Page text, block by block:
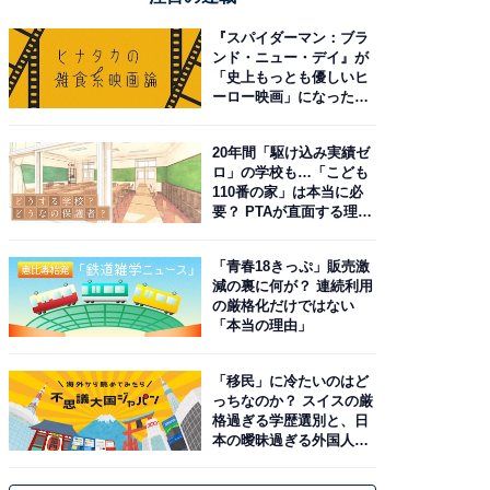
『スパイダーマン：ブラ
ンド・ニュー・デイ』が
「史上もっとも優しいヒ
ーロー映画」になった理
20年間「駆け込み実績ゼ
ロ」の学校も…「こども
110番の家」は本当に必
要？ PTAが直面する理想
「青春18きっぷ」販売激
減の裏に何が？ 連続利用
の厳格化だけではない
「本当の理由」
「移民」に冷たいのはど
っちなのか？ スイスの厳
格過ぎる学歴選別と、日
本の曖昧過ぎる外国人政